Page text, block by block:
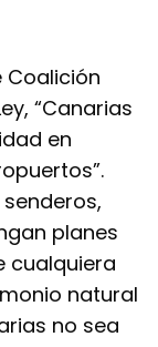
“Canarias
en
planes
cualquiera
natural
no sea